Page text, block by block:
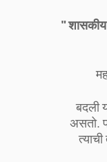
" शासकीय
बदली
असतो.